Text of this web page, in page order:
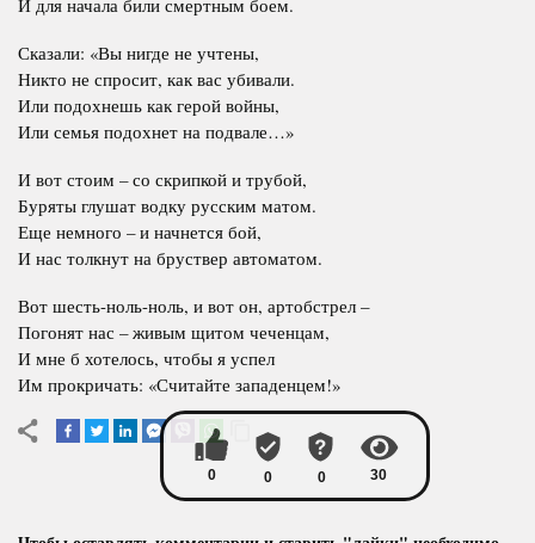
Сказали: «Вы нигде не учтены,
Никто не спросит, как вас убивали.
Или подохнешь как герой войны,
Или семья подохнет на подвале…»
И вот стоим – со скрипкой и трубой,
Буряты глушат водку русским матом.
Еще немного – и начнется бой,
И нас толкнут на бруствер автоматом.
Вот шесть-ноль-ноль, и вот он, артобстрел –
Погонят нас – живым щитом чеченцам,
И мне б хотелось, чтобы я успел
Им прокричать: «Считайте западенцем!»